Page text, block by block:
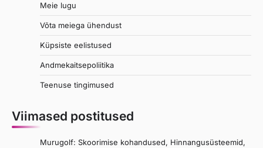
Meie lugu
Võta meiega ühendust
Küpsiste eelistused
Andmekaitsepoliitika
Teenuse tingimused
Viimased postitused
Murugolf: Skoorimise kohandused, Hinnangusüsteemid,